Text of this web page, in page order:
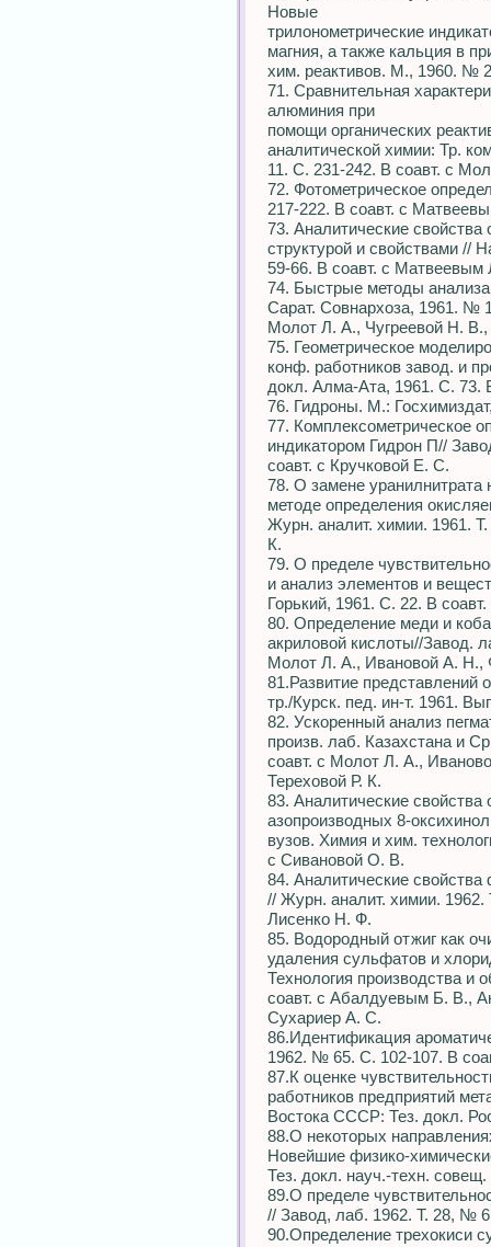
Новые
трилонометрические
магния, а также кальция в
хим. реактивов. М., 1960. №
71. Сравнительная
алюминия при
помощи органических
аналитической химии: Тр.
11. С. 231-242. В соавт. с
72. Фотометрическое
217-222. В соавт. с
73. Аналитические
структурой и свойствами //
59-66. В соавт. с
74. Быстрые методы
Сарат. Совнархоза, 1961. №
Молот Л. А., Чугреевой Н.
75. Геометрическое
конф. работников завод. и
докл. Алма-Ата, 1961. С. 73.
76. Гидроны. М.:
77. Комплексометрическое
индикатором Гидрон П//
соавт. с Кручковой Е. С.
78. О замене
методе определения
Журн. аналит. химии. 1961.
К.
79. О пределе
и анализ элементов и
Горький, 1961. С. 22. В
80. Определение меди и
акриловой кислоты//Завод.
Молот Л. А., Ивановой А. Н.,
81.Развитие представлений
тр./Курск. пед. ин-т. 1961.
82. Ускоренный анализ
произв. лаб. Казахстана и
соавт. с Молот Л. А.,
Тереховой Р. К.
83. Аналитические
азопроизводных 8-
вузов. Химия и xим.
с Сивановой О. В.
84. Аналитические
// Журн. аналит. химии.
Лисенко Н. Ф.
85. Водородный отжиг как
удаления сульфатов и
Технология производства и
соавт. с Абалдуевым Б. В.,
Сухариер А. С.
86.Идентификация
1962. № 65. С. 102-107. В
87.К оценке
работников предприятий
Востока СССР: Тез. докл.
88.О некоторых
Новейшие физико-
Тез. докл. науч.-техн.
89.О пределе
// Завод, лаб. 1962. Т. 28, №
90.Определение трехокиси